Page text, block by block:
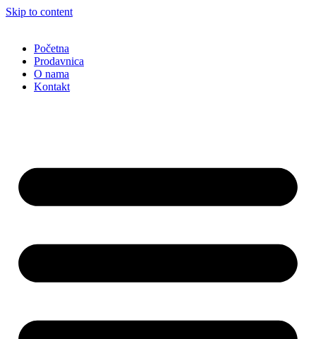
Skip to content
Početna
Prodavnica
O nama
Kontakt